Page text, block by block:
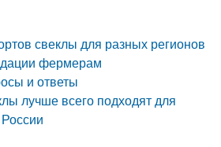
свеклы для разных регионов
фермерам
и ответы
лучше всего подходят для